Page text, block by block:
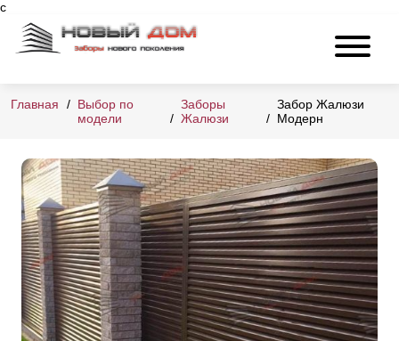
c
Главная
Выбор по
модели
Заборы
Жалюзи
Забор Жалюзи
Модерн